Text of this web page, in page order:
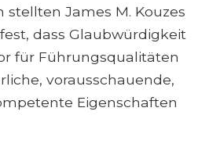
stellten James M. Kouzes
dass Glaubwürdigkeit
für Führungsqualitäten
vorausschauende,
Eigenschaften